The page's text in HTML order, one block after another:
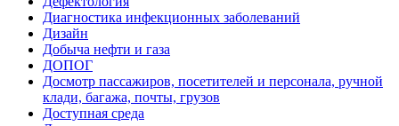
Диагностика инфекционных заболеваний
Дизайн
Добыча нефти и газа
ДОПОГ
Досмотр пассажиров, посетителей и персонала, ручной
клади, багажа, почты, грузов
Доступная среда